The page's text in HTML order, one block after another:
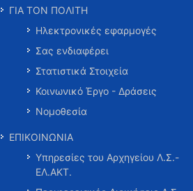
ΓΙΑ ΤΟΝ ΠΟΛΙΤΗ
Ηλεκτρονικές εφαρμογές
Σας ενδιαφέρει
Στατιστικά Στοιχεία
Κοινωνικό Έργο - Δράσεις
Νομοθεσία
ΕΠΙΚΟΙΝΩΝΙΑ
Υπηρεσίες του Αρχηγείου Λ.Σ.-
ΕΛ.ΑΚΤ.